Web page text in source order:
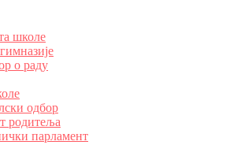
школе
о раду
одбор
родитеља
парламент